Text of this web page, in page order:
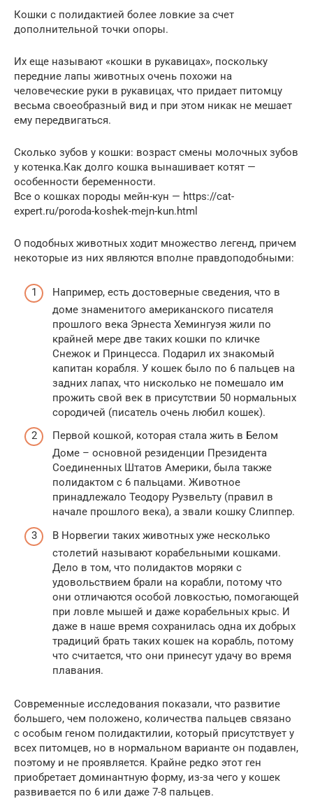
Кошки с полидактией более ловкие за счет
дополнительной точки опоры.
Их еще называют «кошки в рукавицах», поскольку
передние лапы животных очень похожи на
человеческие руки в рукавицах, что придает питомцу
весьма своеобразный вид и при этом никак не мешает
ему передвигаться.
Сколько зубов у кошки: возраст смены молочных зубов
у котенка.Как долго кошка вынашивает котят —
особенности беременности.
Все о кошках породы мейн-кун — https://cat-
expert.ru/poroda-koshek-mejn-kun.html
О подобных животных ходит множество легенд, причем
некоторые из них являются вполне правдоподобными:
Например, есть достоверные сведения, что в
доме знаменитого американского писателя
прошлого века Эрнеста Хемингуэя жили по
крайней мере две таких кошки по кличке
Снежок и Принцесса. Подарил их знакомый
капитан корабля. У кошек было по 6 пальцев на
задних лапах, что нисколько не помешало им
прожить свой век в присутствии 50 нормальных
сородичей (писатель очень любил кошек).
Первой кошкой, которая стала жить в Белом
Доме – основной резиденции Президента
Соединенных Штатов Америки, была также
полидактом с 6 пальцами. Животное
принадлежало Теодору Рузвельту (правил в
начале прошлого века), а звали кошку Слиппер.
В Норвегии таких животных уже несколько
столетий называют корабельными кошками.
Дело в том, что полидактов моряки с
удовольствием брали на корабли, потому что
они отличаются особой ловкостью, помогающей
при ловле мышей и даже корабельных крыс. И
даже в наше время сохранилась одна их добрых
традиций брать таких кошек на корабль, потому
что считается, что они принесут удачу во время
плавания.
Современные исследования показали, что развитие
большего, чем положено, количества пальцев связано
с особым геном полидактилии, который присутствует у
всех питомцев, но в нормальном варианте он подавлен,
поэтому и не проявляется. Крайне редко этот ген
приобретает доминантную форму, из-за чего у кошек
развивается по 6 или даже 7-8 пальцев.